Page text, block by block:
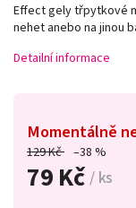
129 Kč –38 %
79 Kč/ ks
Momentálně
Effect gely třpytkové
nehet anebo na jinou
Detailní informace